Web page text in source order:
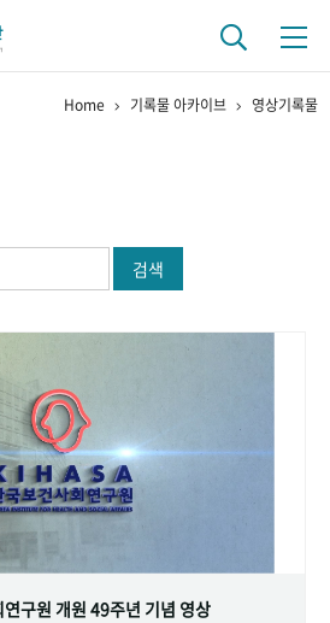
는 연구 역사
연구자들
록물 행정박물 영상 기록물
년
Home 기록물 아카이브 영상기록물
검색
구원 개원 49주년 기념 영상